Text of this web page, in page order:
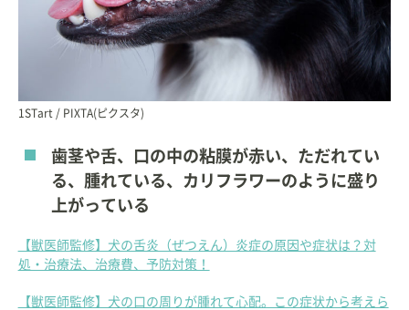
1STart / PIXTA(ピクスタ)
歯茎や舌、口の中の粘膜が赤い、ただれてい
る、腫れている、カリフラワーのように盛り
上がっている
【獣医師監修】犬の舌炎（ぜつえん）炎症の原因や症状は？対
処・治療法、治療費、予防対策！
【獣医師監修】犬の口の周りが腫れて心配。この症状から考えら